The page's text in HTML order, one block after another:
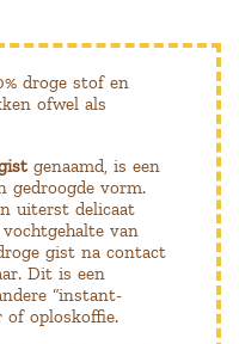
droge stof en
ofwel als
genaamd, is een
gedroogde vorm.
uiterst delicaat
van
gist na contact
Dit is een
“instant-
of oploskoffie.